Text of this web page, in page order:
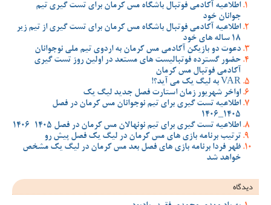
اطلاعیه آکادمی فوتبال باشگاه مس کرمان برای تست گیری تیم
جوانان خود
اطلاعیه آکادمی فوتبال باشگاه مس کرمان برای تست گیری از تیم زیر
18 ساله های خود
دعوت دو بازیکن آکادمی مس کرمان به اردوی تیم ملی نوجوانان
حضور گسترده فوتبالیست های مستعد در اولین روز تست گیری
آکادمی فوتبال مس کرمان
VAR به لیگ یک می آید؟!
اواخر شهریور زمان استارت فصل جدید لیگ یک
اطلاعیه تست گیری برای تیم نوجوانان مس کرمان در فصل
1405_1406
اطلاعیه تست گیری برای تیم نونهالان مس کرمان در فصل 1405-1406
ترتیب برنامه بازی های مس کرمان در لیگ یک فصل پیش رو
ظهر فردا برنامه بازی های فصل بعد مس کرمان در لیگ یک مشخص
خواهد شد
دیدگاه